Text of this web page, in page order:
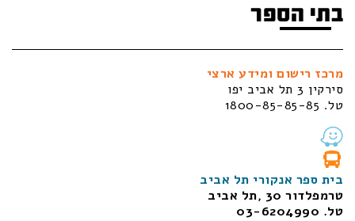
בתי הספר
מרכז רישום ומידע ארצי
סירקין 3 תל אביב יפו
טל. 1800-85-85-85
בית ספר אנקורי תל אביב
טרמפלדור 30 ,תל אביב
טל. 03-6204990